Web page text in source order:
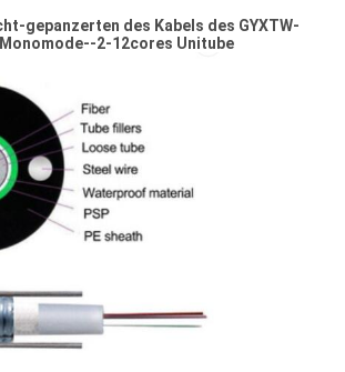
gepanzerten des Kabels des GYXTW-
2-12cores Unitube